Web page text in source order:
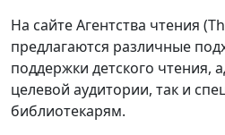
На сайте Агентства чтения
предлагаются различные
поддержки детского чтения,
целевой аудитории, так и
библиотекарям.